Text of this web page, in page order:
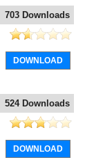
703 Downloads
DOWNLOAD
524 Downloads
DOWNLOAD